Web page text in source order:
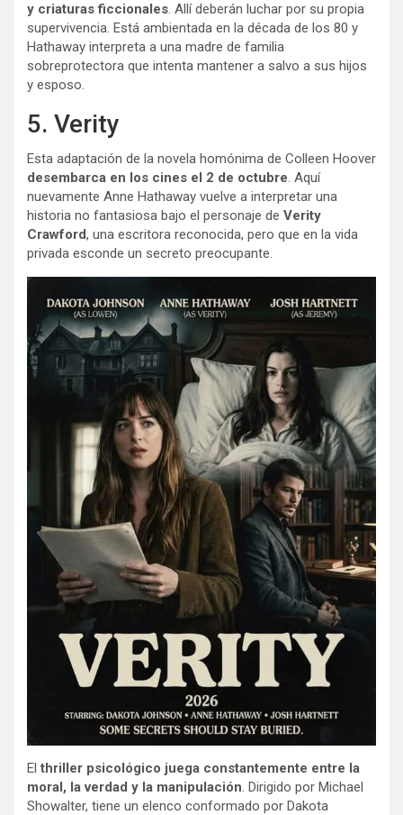
y criaturas ficcionales. Allí deberán luchar por su propia
supervivencia. Está ambientada en la década de los 80 y
Hathaway interpreta a una madre de familia
sobreprotectora que intenta mantener a salvo a sus hijos
y esposo.
5. Verity
Esta adaptación de la novela homónima de Colleen Hoover
desembarca en los cines el 2 de octubre. Aquí
nuevamente Anne Hathaway vuelve a interpretar una
historia no fantasiosa bajo el personaje de Verity
Crawford, una escritora reconocida, pero que en la vida
privada esconde un secreto preocupante.
Elthriller psicológico juega constantemente entre la
moral, la verdad y la manipulación. Dirigido por Michael
Showalter, tiene un elenco conformado por Dakota